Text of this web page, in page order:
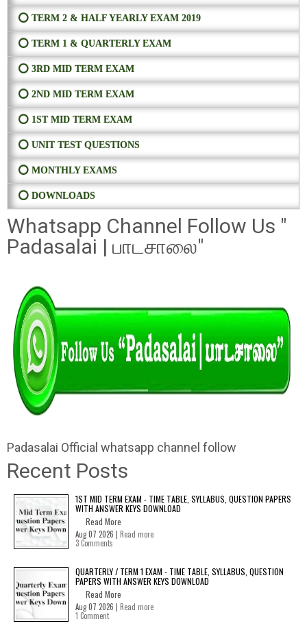
⭕ TERM 2 & HALF YEARLY EXAM 2019
⭕ TERM 1 & QUARTERLY EXAM
⭕ 3RD MID TERM EXAM
⭕ 2ND MID TERM EXAM
⭕ 1ST MID TERM EXAM
⭕ UNIT TEST QUESTIONS
⭕ MONTHLY EXAMS
⭕ DOWNLOADS
Whatsapp Channel Follow Us "
Padasalai | பாடசாலை"
Padasalai Official whatsapp channel follow
Recent Posts
1ST MID TERM EXAM - TIME TABLE, SYLLABUS, QUESTION PAPERS
WITH ANSWER KEYS DOWNLOAD
Read More
Aug 07 2026 | Read more
3 Comments
QUARTERLY / TERM 1 EXAM - TIME TABLE, SYLLABUS, QUESTION
PAPERS WITH ANSWER KEYS DOWNLOAD
Read More
Aug 07 2026 | Read more
1 Comment